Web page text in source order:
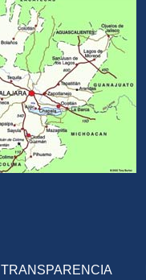
TRANSPARENCIA